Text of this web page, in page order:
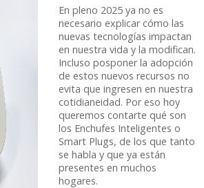
En pleno 2025 ya no es
necesario explicar cómo las
nuevas tecnologías impactan
en nuestra vida y la modifican.
Incluso posponer la adopción
de estos nuevos recursos no
evita que ingresen en nuestra
cotidianeidad. Por eso hoy
queremos contarte qué son
los Enchufes Inteligentes o
Smart Plugs, de los que tanto
se habla y que ya están
presentes en muchos
hogares.